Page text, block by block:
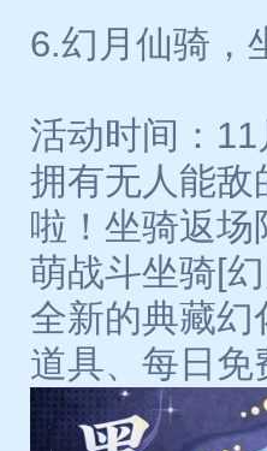
6.幻月仙骑，
活动时间：
拥有无人能敌
啦！坐骑返
萌战斗坐骑[
全新的典藏幻
道具、每日